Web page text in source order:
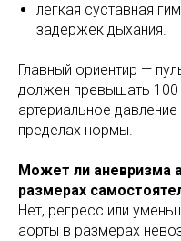
легкая суставная
задержек дыхания.
Главный ориентир —
должен превышать
артериальное
пределах нормы.
Может ли аневризма
размерах
Нет, регресс или
аорты в размерах